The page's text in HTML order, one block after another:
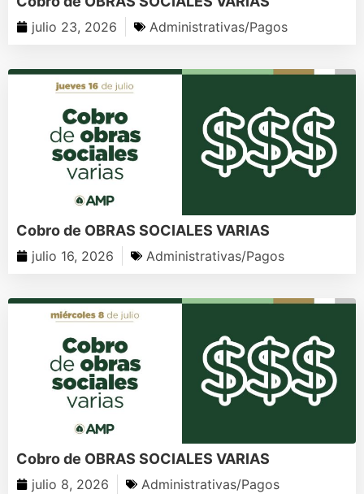
julio 23, 2026 Administrativas/Pagos
Cobro de OBRAS SOCIALES VARIAS
julio 16, 2026 Administrativas/Pagos
Cobro de OBRAS SOCIALES VARIAS
julio 8, 2026 Administrativas/Pagos